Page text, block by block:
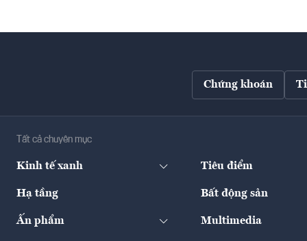
Chứng khoán
Tất cả chuyên mục
Kinh tế xanh Tiêu điểm
Hạ tầng Bất động sản
Ấn phẩm Multimedia